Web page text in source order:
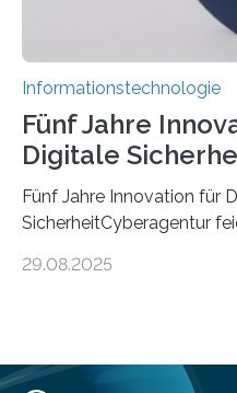
Informationstechnologie
Fünf Jahre
Digitale
Fünf Jahre Innovation für
SicherheitCyberagentur
ErfolgeDie Agentur für
Forschungsarbeit,
29.08.2025